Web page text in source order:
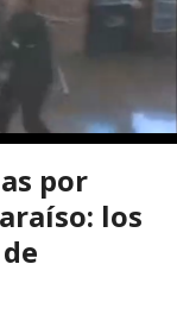
por
los